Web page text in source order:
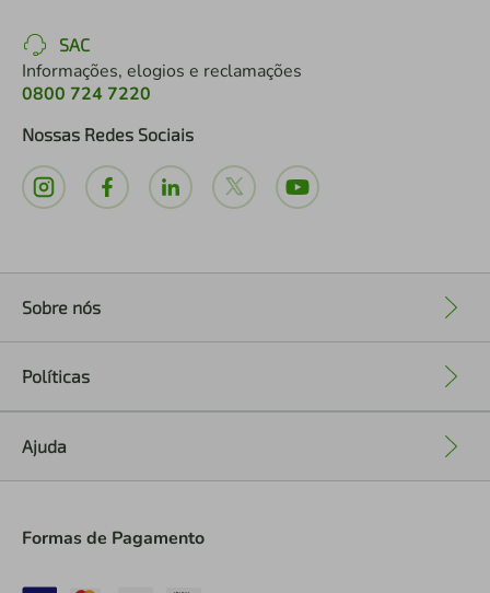
SAC
Informações, elogios e reclamações
0800 724 7220
Nossas Redes Sociais
Sobre nós
Políticas
Ajuda
Formas de Pagamento